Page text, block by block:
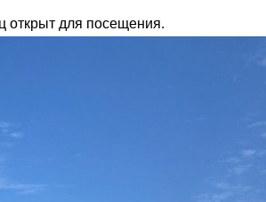
открыт для посещения.